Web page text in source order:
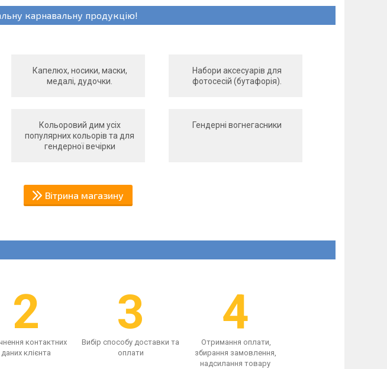
карнавальну продукцію!
Капелюх, носики, маски,
медалі, дудочки.
Набори аксесуарів для
фотосесій (бутафорія).
Кольоровий дим усіх
популярних кольорів та для
гендерної вечірки
Гендерні вогнегасники
Вітрина магазину
2
контактних
даних клієнта
3
Вибір способу доставки та
оплати
4
Отримання оплати,
збирання замовлення,
надсилання товару